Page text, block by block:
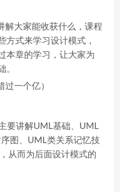
解大家能收获什么，课程
方式来学习设计模式，
本章的学习，让大家为
。
一个亿）
要讲解UML基础、UML
图、UML类关系记忆技
从而为后面设计模式的